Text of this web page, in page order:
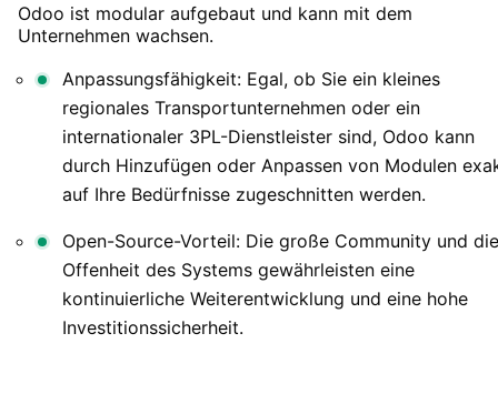
Odoo ist modular aufgebaut und kann mit dem
Unternehmen wachsen.
Anpassungsfähigkeit: Egal, ob Sie ein kleines
regionales Transportunternehmen oder ein
internationaler 3PL-Dienstleister sind, Odoo kann
durch Hinzufügen oder Anpassen von Modulen
auf Ihre Bedürfnisse zugeschnitten werden.
Open-Source-Vorteil: Die große Community und die
Offenheit des Systems gewährleisten eine
kontinuierliche Weiterentwicklung und eine hohe
Investitionssicherheit.